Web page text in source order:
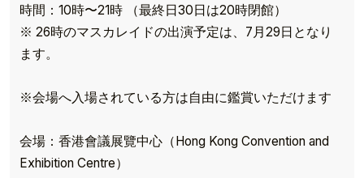
時間：10時〜21時 （最終日30日は20時閉館）
※ 26時のマスカレイドの出演予定は、7月29日となり
ます。
※会場へ入場されている方は自由に鑑賞いただけます
会場：香港會議展覽中心（Hong Kong Convention and
Exhibition Centre）